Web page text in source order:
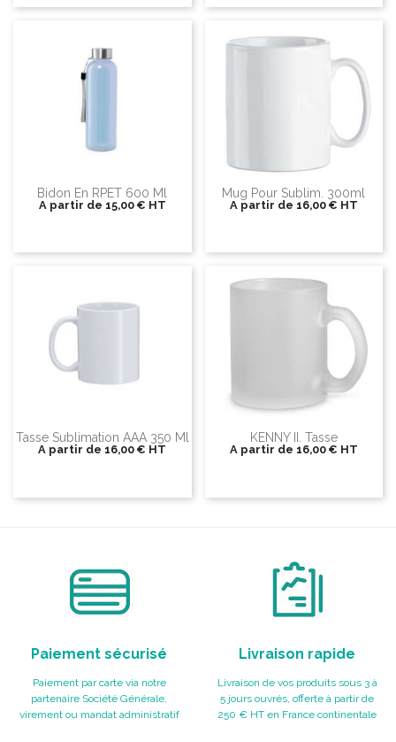
Bidon En RPET 600 Ml
A partir de 15,00 € HT
Mug Pour Sublim. 300ml
A partir de 16,00 € HT
Tasse Sublimation AAA 350 Ml
A partir de 16,00 € HT
KENNY II. Tasse
A partir de 16,00 € HT
Paiement sécurisé
Paiement par carte via notre
partenaire Société Générale,
virement ou mandat administratif
Livraison rapide
Livraison de vos produits sous 3 à
5 jours ouvrés, offerte à partir de
250 € HT en France continentale